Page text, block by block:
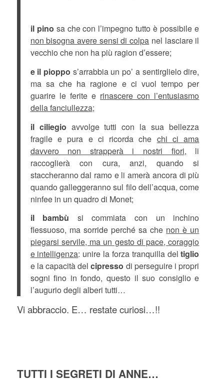
il pino sa che con l’impegno tutto è possibile e
non bisogna avere sensi di colpa nel lasciare il
vecchio che non ha più ragion d’essere;
e il pioppo s’arrabbia un po’ a sentirglielo dire,
ma sa che ha ragione e ci vuol tempo per
guarire le ferite e rinascere con l’entusiasmo
della fanciullezza;
il ciliegio avvolge tutti con la sua bellezza
fragile e pura e ci ricorda che chi ci ama
davvero non strapperà i nostri fiori, li
raccoglierà con cura, anzi, quando si
staccheranno dal ramo e li amerà ancora di più
quando galleggeranno sul filo dell’acqua, come
ninfee in un quadro di Monet;
il bambù si commiata con un inchino
flessuoso, ma sorride perché sa che non è un
piegarsi servile, ma un gesto di pace, coraggio
e intelligenza: unire la forza tranquilla deltiglio
e la capacità delcipresso di perseguire i propri
sogni fino in fondo, questo il suo consiglio e
l’augurio degli alberi tutti…
Vi abbraccio. E… restate curiosi…!!
TUTTI I SEGRETI DI ANNE…